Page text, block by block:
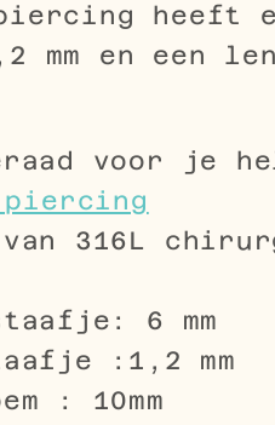
heeft
mm en een
voor je
van 316L
6 mm
:1,2 mm
: 10mm